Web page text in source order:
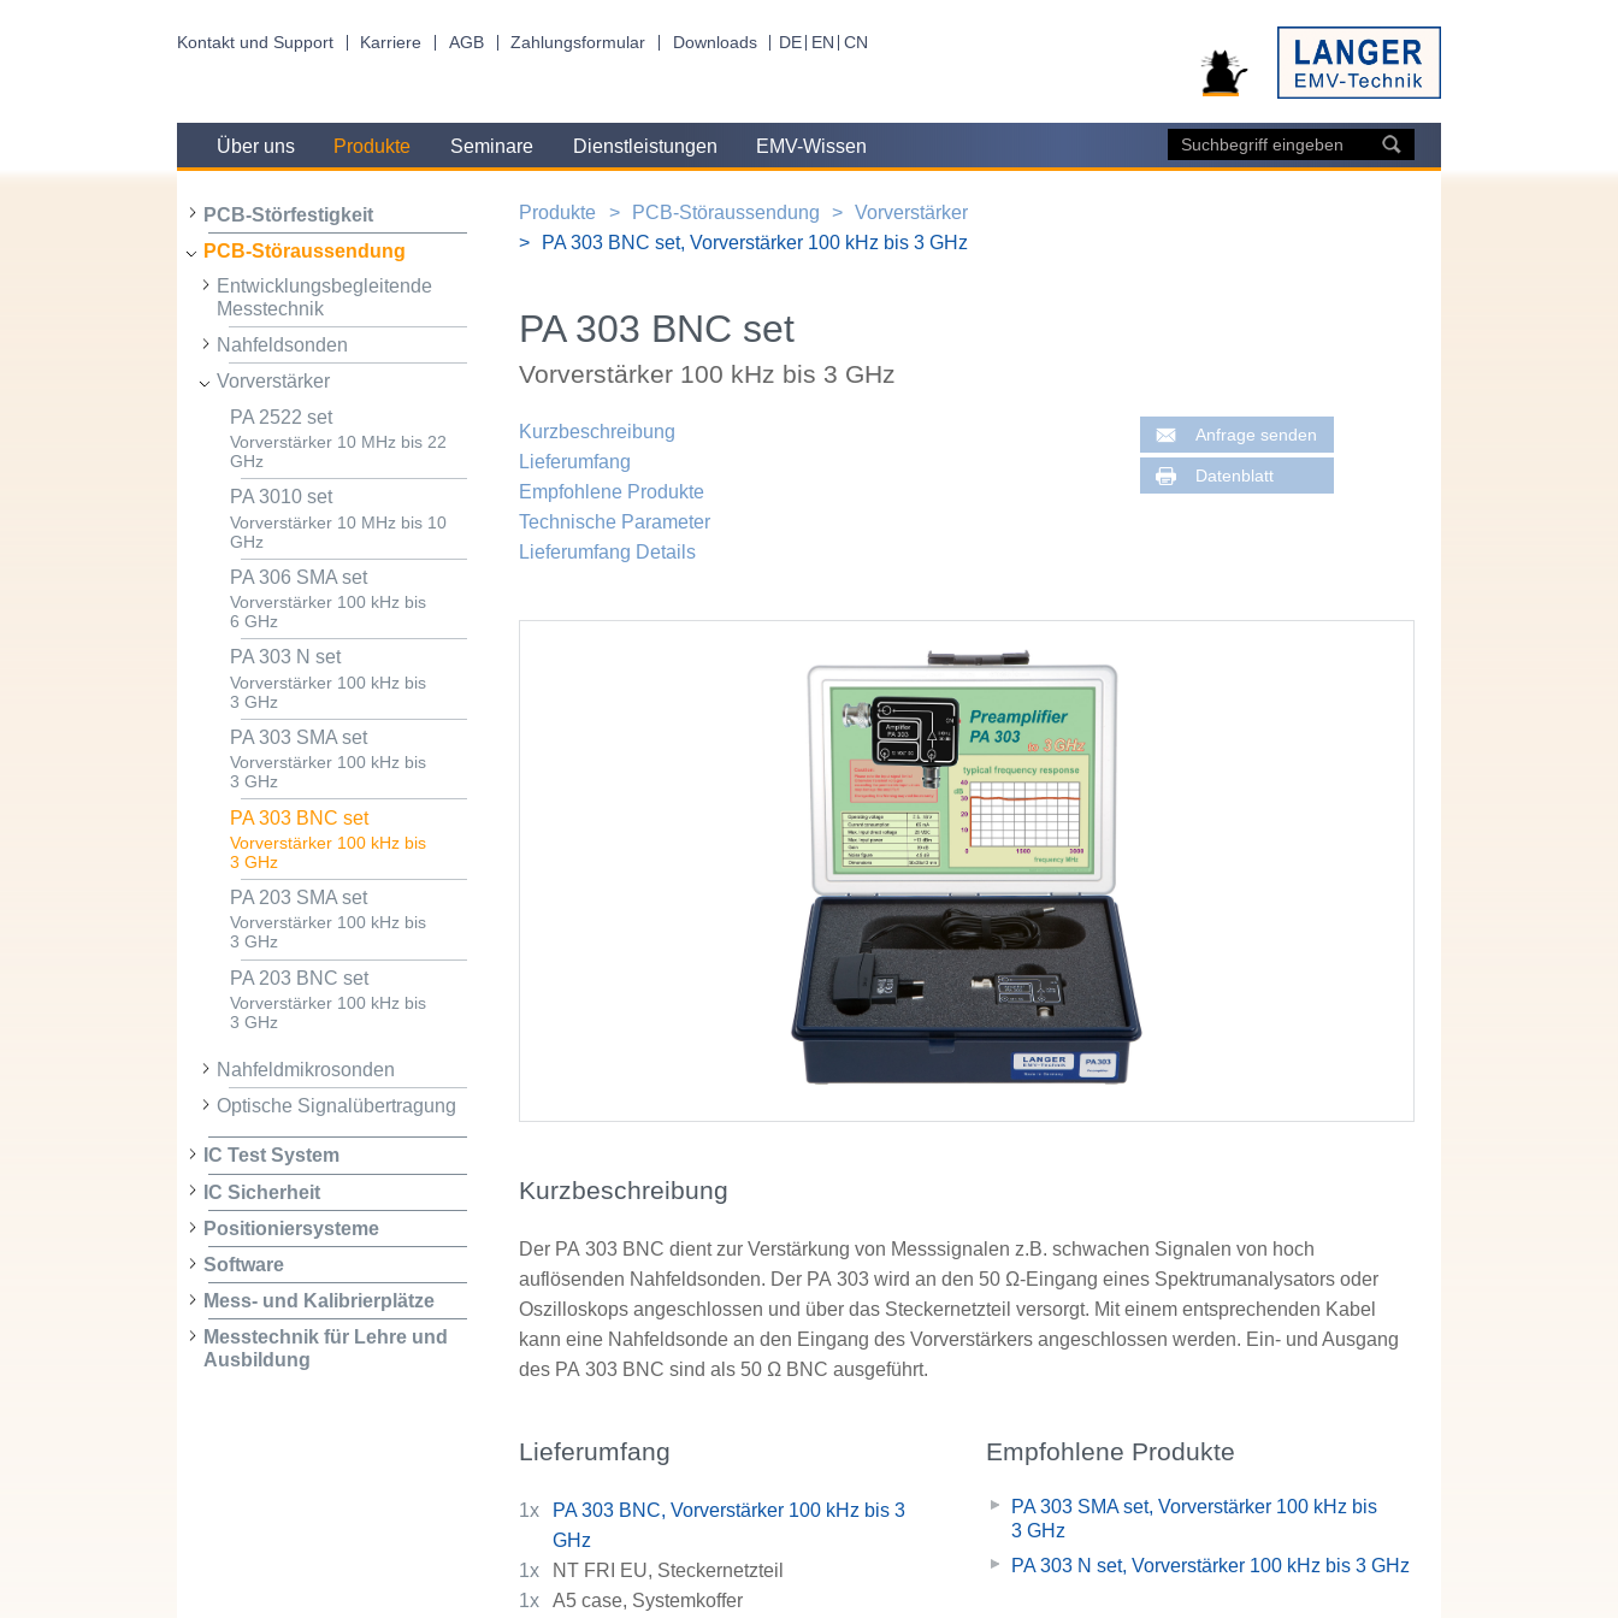
Kontakt und Support Karriere AGB Zahlungsformular Downloads DE EN CN
Über uns Produkte Seminare Dienstleistungen EMV-Wissen
PCB-Störfestigkeit
PCB-Störaussendung
Entwicklungsbegleitende
Messtechnik
Nahfeldsonden
Vorverstärker
PA 2522 set
Vorverstärker 10 MHz bis 22
GHz
PA 3010 set
Vorverstärker 10 MHz bis 10
GHz
PA 306 SMA set
Vorverstärker 100 kHz bis
6 GHz
PA 303 N set
Vorverstärker 100 kHz bis
3 GHz
PA 303 SMA set
Vorverstärker 100 kHz bis
3 GHz
PA 303 BNC set
Vorverstärker 100 kHz bis
3 GHz
PA 203 SMA set
Vorverstärker 100 kHz bis
3 GHz
PA 203 BNC set
Vorverstärker 100 kHz bis
3 GHz
Nahfeldmikrosonden
Optische Signalübertragung
IC Test System
IC Sicherheit
Positioniersysteme
Software
Mess- und Kalibrierplätze
Messtechnik für Lehre und
Ausbildung
Produkte PCB-Störaussendung
Vorverstärker
PA 303 BNC set, Vorverstärker 100 kHz bis 3 GHz
PA 303 BNC set
Vorverstärker 100 kHz bis 3 GHz
Kurzbeschreibung
Lieferumfang
Empfohlene Produkte
Technische Parameter
Lieferumfang Details
Anfrage senden
Datenblatt
Kurzbeschreibung
Der PA 303 BNC dient zur Verstärkung von Messsignalen z.B. schwachen Signalen von hoch
auflösenden Nahfeldsonden. Der PA 303 wird an den 50 Ω-Eingang eines Spektrumanalysators oder
Oszilloskops angeschlossen und über das Steckernetzteil versorgt. Mit einem entsprechenden Kabel
kann eine Nahfeldsonde an den Eingang des Vorverstärkers angeschlossen werden. Ein- und Ausgang
des PA 303 BNC sind als 50 Ω BNC ausgeführt.
Lieferumfang
1x
PA 303 BNC, Vorverstärker 100 kHz bis 3
GHz
1x
NT FRI EU, Steckernetzteil
1x
A5 case, Systemkoffer
Empfohlene Produkte
PA 303 SMA set, Vorverstärker 100 kHz bis
3 GHz
PA 303 N set, Vorverstärker 100 kHz bis 3 GHz